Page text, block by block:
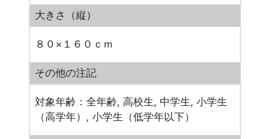
大きさ（縦）
８０×１６０ｃｍ
その他の注記
対象年齢：全年齢, 高校生, 中学生, 小学生
（高学年）, 小学生（低学年以下）